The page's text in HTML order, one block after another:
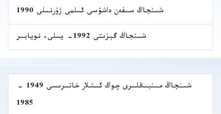
شىنجاڭ سىفەن داشۆسى ئىلمى ژۇرنىلى 1990
شىنجاڭ گېزىتى 1992- يىلى، نويابىر
شىنجاڭ مىنبىڭلىرى چوڭ ئىشلار خاتىرىسى 1949 -
1985